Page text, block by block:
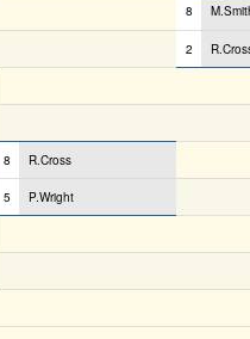
8
2
8 R.Cross
5 P.Wright